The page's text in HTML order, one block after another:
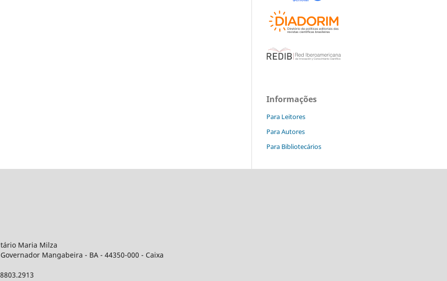
Informações
Para Leitores
Para Autores
Para Bibliotecários
Maria Milza
Mangabeira - BA - 44350-000 - Caixa